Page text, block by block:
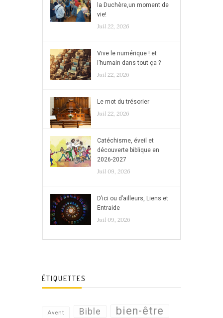
la Duchère,un moment de
vie!
Juil 22, 2026
Vive le numérique ! et
l’humain dans tout ça ?
Juil 22, 2026
Le mot du trésorier
Juil 22, 2026
Catéchisme, éveil et
découverte biblique en
2026-2027
Juil 09, 2026
D’ici ou d’ailleurs, Liens et
Entraide
Juil 09, 2026
ÉTIQUETTES
Avent Bible bien-être